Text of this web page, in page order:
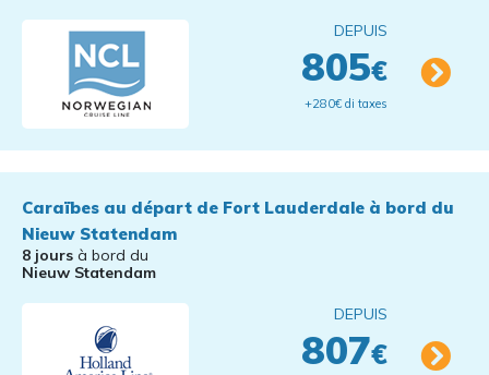
DEPUIS
805€
+280€ di taxes
Caraïbes au départ de Fort Lauderdale à bord du
Nieuw Statendam
8 jours à bord du
Nieuw Statendam
DEPUIS
807€